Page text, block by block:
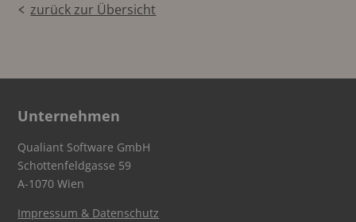
zurück zur Übersicht
Unternehmen
Qualiant Software GmbH
Schottenfeldgasse 59
A-1070 Wien
Impressum & Datenschutz